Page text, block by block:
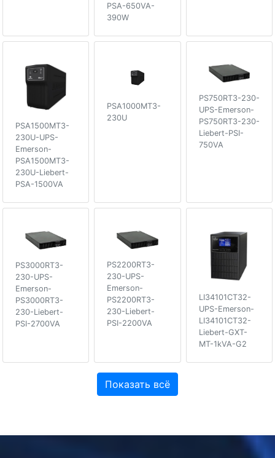
PSA-650VA-
390W
PSA1500MT3-
230U-UPS-
Emerson-
PSA1500MT3-
230U-Liebert-
PSA-1500VA
PSA1000MT3-
230U
PS750RT3-230-
UPS-Emerson-
PS750RT3-230-
Liebert-PSI-
750VA
PS3000RT3-
230-UPS-
Emerson-
PS3000RT3-
230-Liebert-
PSI-2700VA
PS2200RT3-
230-UPS-
Emerson-
PS2200RT3-
230-Liebert-
PSI-2200VA
LI34101CT32-
UPS-Emerson-
LI34101CT32-
Liebert-GXT-
MT-1kVA-G2
Показать всё